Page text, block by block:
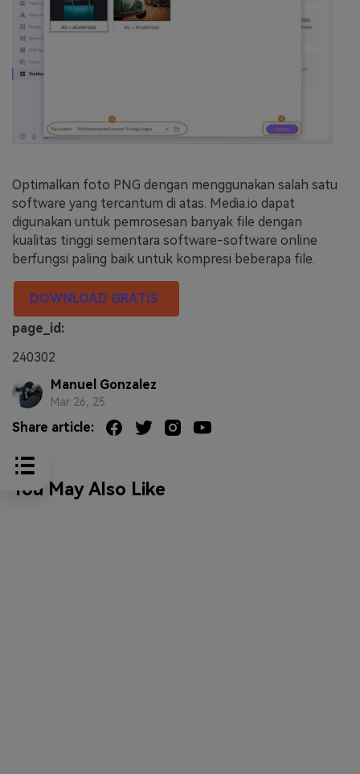
Optimalkan foto PNG dengan menggunakan salah satu
software yang tercantum di atas. Media.io dapat
digunakan untuk pemrosesan banyak file dengan
kualitas tinggi sementara software-software online
berfungsi paling baik untuk kompresi beberapa file.
DOWNLOAD GRATIS
page_id:
240302
Manuel Gonzalez
Mar 26, 25
Share article:
You May Also Like